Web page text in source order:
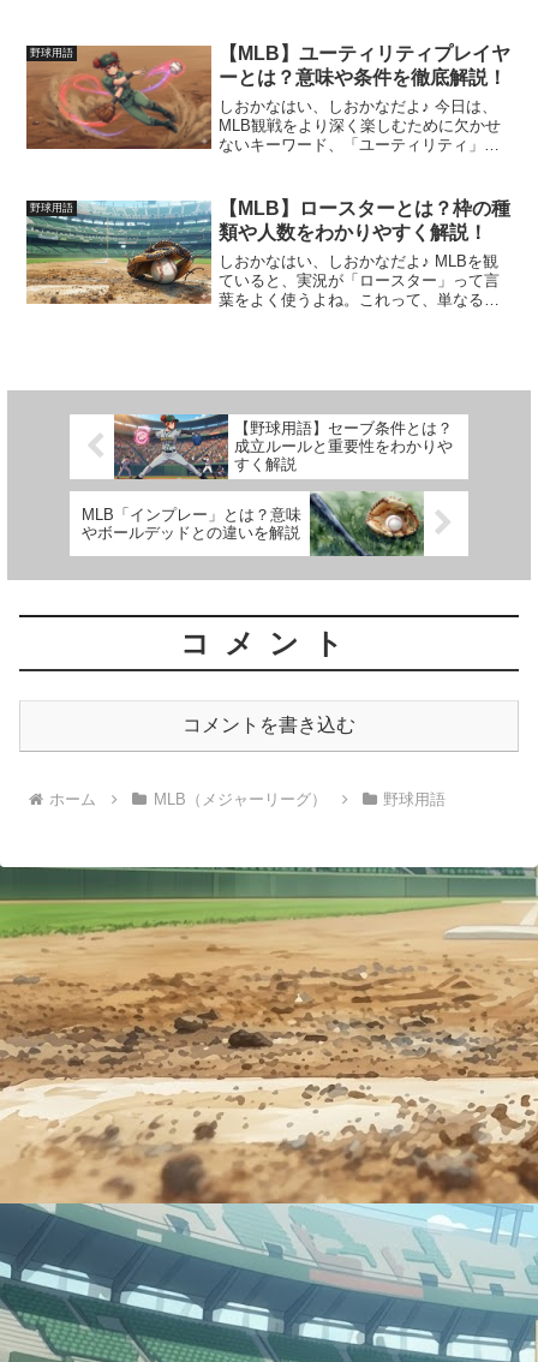
違う、メジャーの超一流投手たちが追い
求める...
野球用語
【MLB】ユーティリティプレイヤ
ーとは？意味や条件を徹底解説！
しおかなはい、しおかなだよ♪ 今日は、
MLB観戦をより深く楽しむために欠かせ
ないキーワード、「ユーティリティ」に
を左右するくらい、とーっても重要な存
在なんだから！これを...
野球用語
【MLB】ロースターとは？枠の種
類や人数をわかりやすく解説！
しおかなはい、しおかなだよ♪ MLBを観
ていると、実況が「ロースター」って言
葉をよく使うよね。これって、単なる選
【野球用語】セーブ条件とは？
成立ルールと重要性をわかりや
すく解説
MLB「インプレー」とは？意味
やボールデッドとの違いを解説
コメント
コメントを書き込む
ホーム MLB（メジャーリーグ） 野球用語